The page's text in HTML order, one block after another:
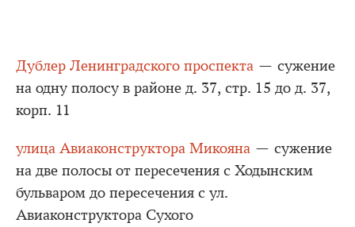
Дублер Ленинградского проспекта — сужение
на одну полосу в районе д. 37, стр. 15 до д. 37,
корп. 11
улица Авиаконструктора Микояна — сужение
на две полосы от пересечения с Ходынским
бульваром до пересечения с ул.
Авиаконструктора Сухого